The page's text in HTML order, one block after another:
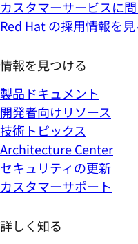
カスタマーサービスに
Red Hat の採用情報を見
情報を見つける
製品ドキュメント
開発者向けリソース
技術トピックス
Architecture Center
セキュリティの更新
カスタマーサポート
詳しく知る